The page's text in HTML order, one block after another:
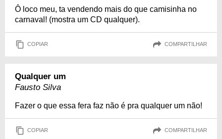
Ô loco meu, ta vendendo mais do que camisinha no
carnaval! (mostra um CD qualquer).
COPIAR COMPARTILHAR
Qualquer um
Fausto Silva
Fazer o que essa fera faz não é pra qualquer um não!
COPIAR COMPARTILHAR